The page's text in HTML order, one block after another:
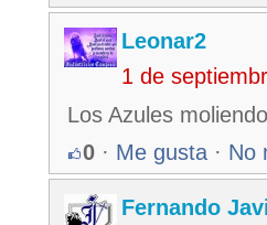
Leonar2
1 de
Los Azules
0 · Me gusta · No
Fernando